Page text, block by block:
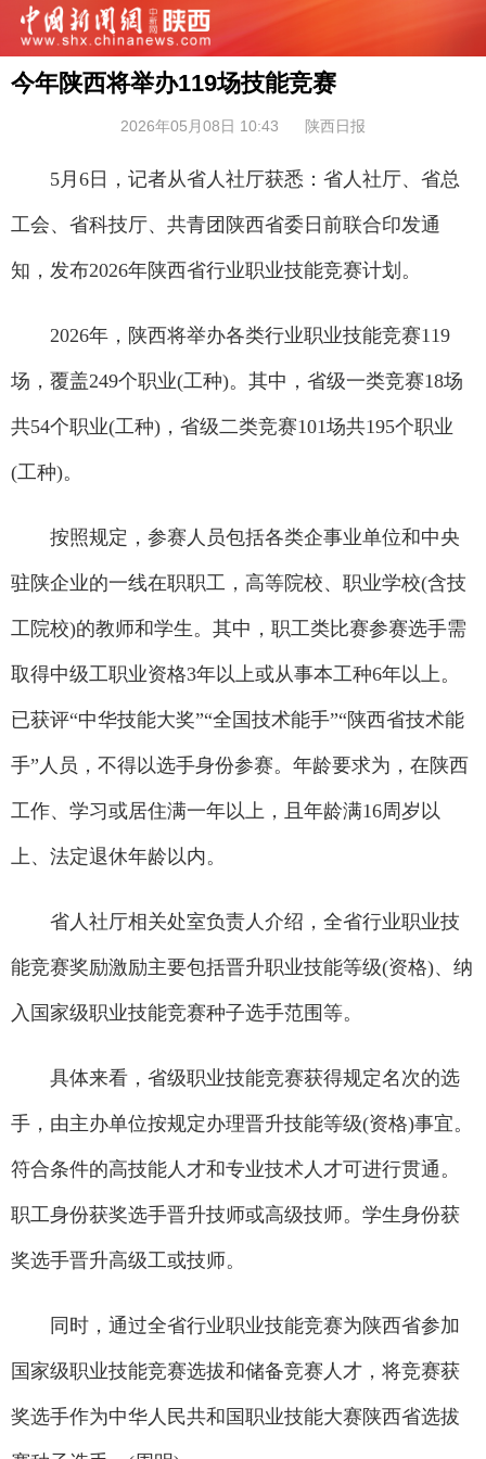
今年陕西将举办119场技能竞赛
2026年05月08日 10:43 陕西日报
5月6日，记者从省人社厅获悉：省人社厅、省总
工会、省科技厅、共青团陕西省委日前联合印发通
知，发布2026年陕西省行业职业技能竞赛计划。
2026年，陕西将举办各类行业职业技能竞赛119
场，覆盖249个职业(工种)。其中，省级一类竞赛18场
共54个职业(工种)，省级二类竞赛101场共195个职业
(工种)。
按照规定，参赛人员包括各类企事业单位和中央
驻陕企业的一线在职职工，高等院校、职业学校(含技
工院校)的教师和学生。其中，职工类比赛参赛选手需
取得中级工职业资格3年以上或从事本工种6年以上。
已获评“中华技能大奖”“全国技术能手”“陕西省技术能
手”人员，不得以选手身份参赛。年龄要求为，在陕西
工作、学习或居住满一年以上，且年龄满16周岁以
上、法定退休年龄以内。
省人社厅相关处室负责人介绍，全省行业职业技
能竞赛奖励激励主要包括晋升职业技能等级(资格)、纳
入国家级职业技能竞赛种子选手范围等。
具体来看，省级职业技能竞赛获得规定名次的选
手，由主办单位按规定办理晋升技能等级(资格)事宜。
符合条件的高技能人才和专业技术人才可进行贯通。
职工身份获奖选手晋升技师或高级技师。学生身份获
奖选手晋升高级工或技师。
同时，通过全省行业职业技能竞赛为陕西省参加
国家级职业技能竞赛选拔和储备竞赛人才，将竞赛获
奖选手作为中华人民共和国职业技能大赛陕西省选拔